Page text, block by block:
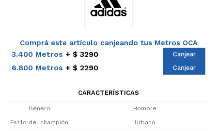
Comprá este artículo canjeando tus Metros OCA
3.400 Metros $ 3290 Canjear
6.800 Metros $ 2290 Canjear
CARACTERÍSTICAS
Género Hombre
Estilo del champión Urbano